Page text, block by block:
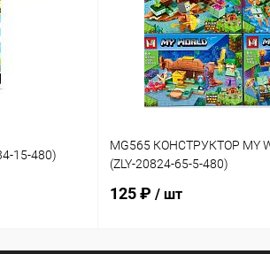
15-480)
MG565 КОНСТРУКТОР MY
(ZLY-20824-65-5-480)
125 ₽ / шт